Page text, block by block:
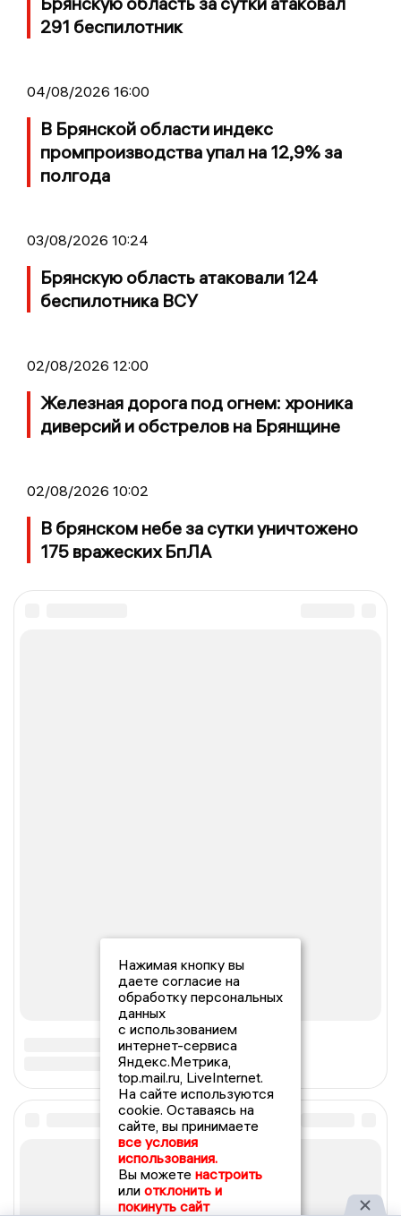
291 беспилотник
04/08/2026 16:00
В Брянской области индекс
промпроизводства упал на 12,9% за
полгода
03/08/2026 10:24
Брянскую область атаковали 124
беспилотника ВСУ
02/08/2026 12:00
Железная дорога под огнем: хроника
диверсий и обстрелов на Брянщине
02/08/2026 10:02
В брянском небе за сутки уничтожено
175 вражеских БпЛА
Нажимая кнопку вы
даете согласие на
обработку персональных
данных
с использованием
интернет-сервиса
Яндекс.Метрика,
top.mail.ru, LiveInternet.
На сайте используются
cookie. Оставаясь на
сайте, вы принимаете
все условия
использования.
Вы можете настроить
или отклонить и
покинуть сайт